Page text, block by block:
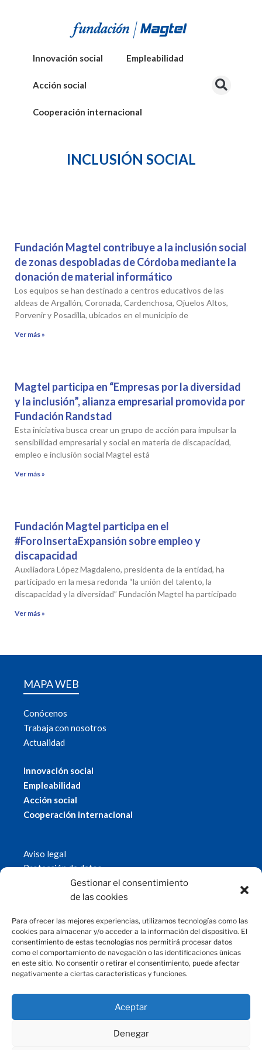
Gestionar el consentimiento
de las cookies
Para ofrecer las mejores experiencias, utilizamos tecnologías como las
cookies para almacenar y/o acceder a la información del dispositivo. El
consentimiento de estas tecnologías nos permitirá procesar datos
como el comportamiento de navegación o las identificaciones únicas
en este sitio. No consentir o retirar el consentimiento, puede afectar
negativamente a ciertas características y funciones.
Aceptar
Denegar
Innovación social Empleabilidad
Acción social
Cooperación internacional
INCLUSIÓN SOCIAL
Fundación Magtel contribuye a la inclusión social
de zonas despobladas de Córdoba mediante la
donación de material informático
Los equipos se han destinado a centros educativos de las
aldeas de Argallón, Coronada, Cardenchosa, Ojuelos Altos,
Porvenir y Posadilla, ubicados en el municipio de
Ver más »
Magtel participa en “Empresas por la diversidad
y la inclusión”, alianza empresarial promovida por
Fundación Randstad
Esta iniciativa busca crear un grupo de acción para impulsar la
sensibilidad empresarial y social en materia de discapacidad,
empleo e inclusión social Magtel está
Ver más »
Fundación Magtel participa en el
#ForoInsertaExpansión sobre empleo y
discapacidad
Auxiliadora López Magdaleno, presidenta de la entidad, ha
participado en la mesa redonda “la unión del talento, la
discapacidad y la diversidad” Fundación Magtel ha participado
Ver más »
MAPA WEB
Conócenos
Trabaja con nosotros
Actualidad
Innovación social
Empleabilidad
Acción social
Cooperación internacional
Aviso legal
Protección de datos
Política de cookies
© 2019 Fundación Magtel.
CONTACTO
fundacion@magtel.es
Parque Empresarial Las Quemadas
C/Gabriel Ramos Bejarano, 114
14014 Córdoba